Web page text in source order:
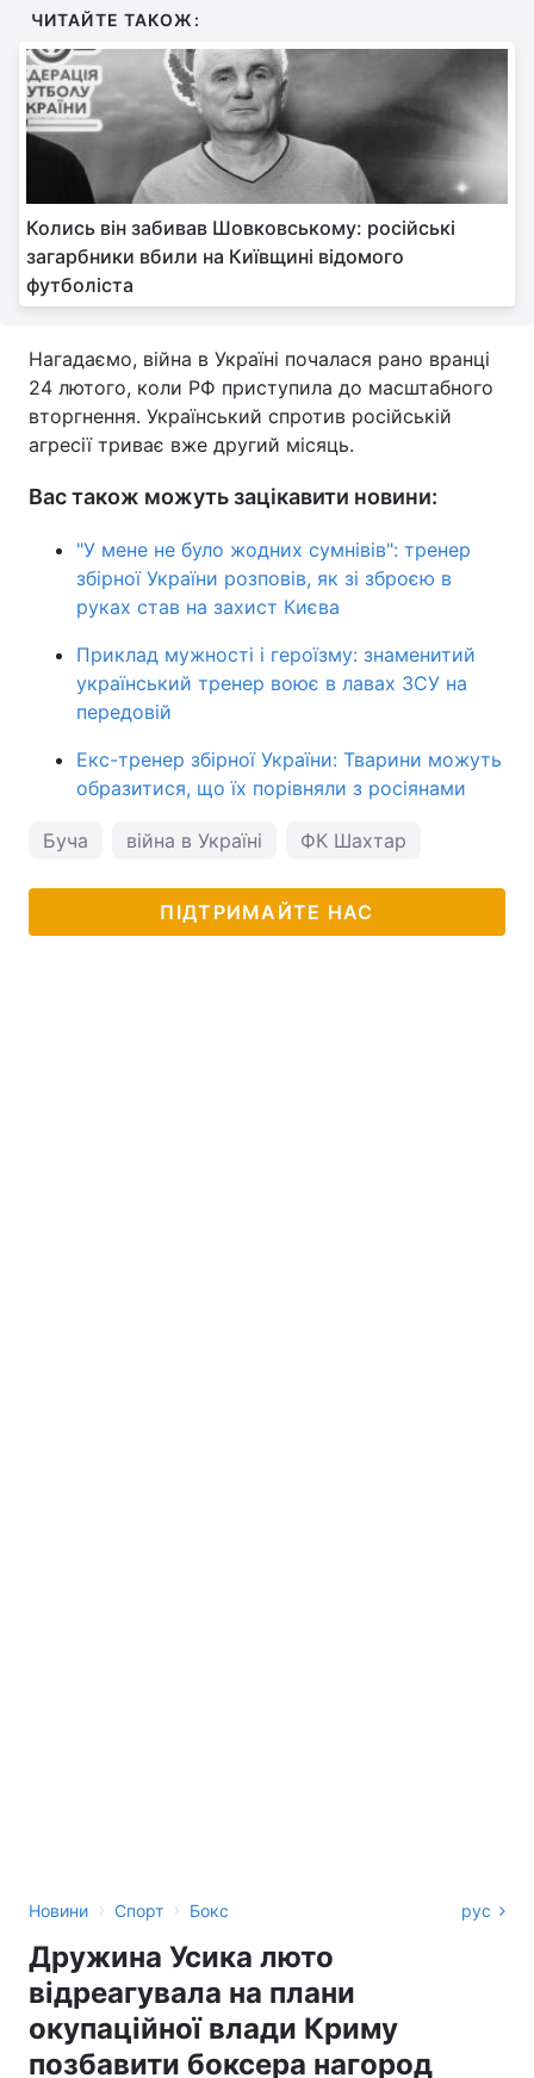
ЧИТАЙТЕ ТАКОЖ:
Колись він забивав Шовковському: російські
загарбники вбили на Київщині відомого
футболіста
Нагадаємо, війна в Україні почалася рано вранці
24 лютого, коли РФ приступила до масштабного
вторгнення. Український спротив російській
агресії триває вже другий місяць.
Вас також можуть зацікавити новини:
"У мене не було жодних сумнівів": тренер
збірної України розповів, як зі зброєю в
руках став на захист Києва
Приклад мужності і героїзму: знаменитий
український тренер воює в лавах ЗСУ на
передовій
Екс-тренер збірної України: Тварини можуть
образитися, що їх порівняли з росіянами
Буча війна в Україні ФК Шахтар
ПІДТРИМАЙТЕ НАС
Новини › Спорт › Бокс рус
Дружина Усика люто
відреагувала на плани
окупаційної влади Криму
позбавити боксера нагород